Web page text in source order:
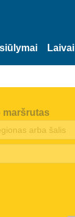
Laivai
maršrutas